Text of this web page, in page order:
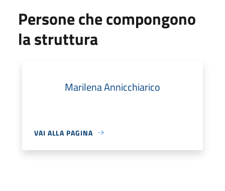
Persone che compongono
la struttura
Marilena Annicchiarico
VAI ALLA PAGINA